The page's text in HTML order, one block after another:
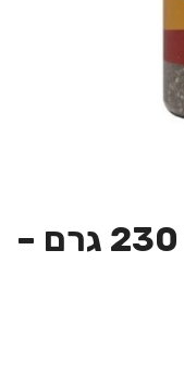
זרעי צ’יה “נטורלה” 230 גרם –